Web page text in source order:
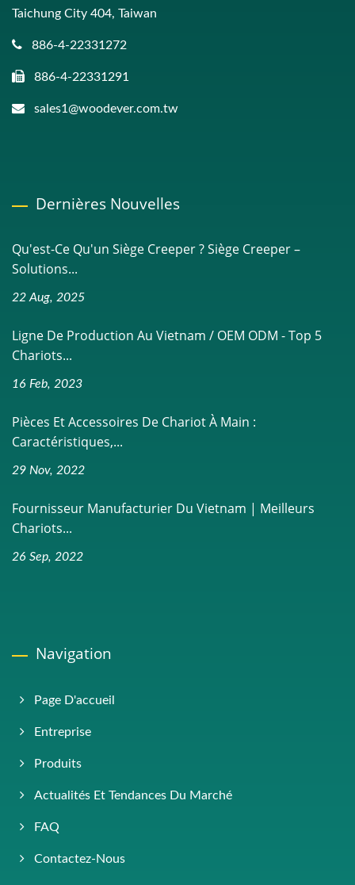
Taichung City 404, Taiwan
886-4-22331272
886-4-22331291
sales1@woodever.com.tw
Dernières Nouvelles
Qu'est-Ce Qu'un Siège Creeper ? Siège Creeper –
Solutions...
22 Aug, 2025
Ligne De Production Au Vietnam / OEM ODM - Top 5
Chariots...
16 Feb, 2023
Pièces Et Accessoires De Chariot À Main :
Caractéristiques,...
29 Nov, 2022
Fournisseur Manufacturier Du Vietnam | Meilleurs
Chariots...
26 Sep, 2022
Navigation
Page D'accueil
Entreprise
Produits
Actualités Et Tendances Du Marché
FAQ
Contactez-Nous